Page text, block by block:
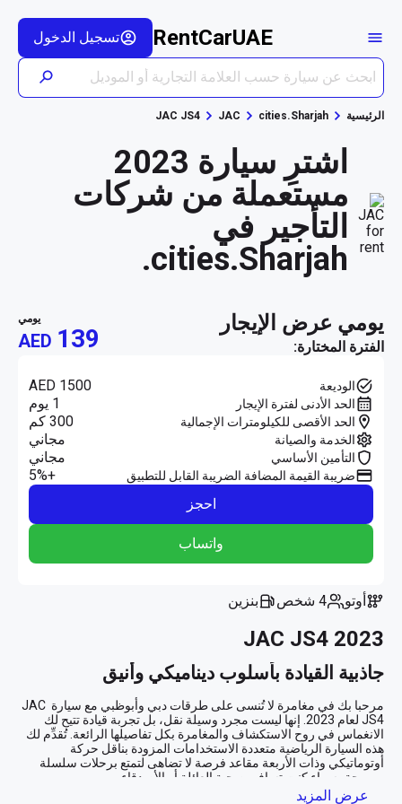
RentCarUAE تسجيل الدخول
الرئيسية cities.Sharjah
JAC
JAC JS4
اشترِ سيارة 2023
مستعملة من شركات
التأجير في
cities.Sharjah.
يومي عرض الإيجار
الفترة المختارة:
يومي
AED 139
الوديعة AED 1500
الحد الأدنى لفترة الإيجار 1 يوم
الحد الأقصى للكيلومترات الإجمالية 300 كم
الخدمة والصيانة مجاني
التأمين الأساسي مجاني
ضريبة القيمة المضافة الضريبة القابل للتطبيق
+5%
احجز
واتساب
أوتو 4 شخص بنزين
JAC JS4 2023
جاذبية القيادة بأسلوب ديناميكي وأنيق
مرحبا بك في مغامرة لا تُنسى على طرقات دبي وأبوظبي مع سيارة JAC
عرض المزيد